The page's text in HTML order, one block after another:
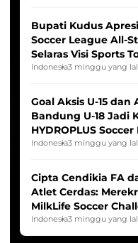
Bupati Kudus
Soccer League All-
Selaras Visi Sports
Indonesia3 minggu yang
Goal Aksis U-15
Bandung U-18 Jadi
HYDROPLUS
2025/2026
Indonesia3 minggu yang
Cipta Cendikia FA
Atlet Cerdas:
MilkLife Soccer
HYDROPLUS Soccer
Indonesia3 minggu yang